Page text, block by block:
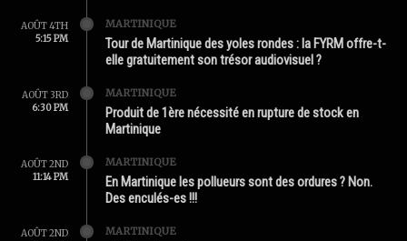
AOÛT 4TH
5:15 PM
MARTINIQUE
Tour de Martinique des yoles rondes : la FYRM offre-t-
elle gratuitement son trésor audiovisuel ?
AOÛT 3RD
6:30 PM
MARTINIQUE
Produit de 1ère nécessité en rupture de stock en
Martinique
AOÛT 2ND
11:14 PM
MARTINIQUE
En Martinique les pollueurs sont des ordures ? Non.
Des enculés-es !!!
AOÛT 2ND
MARTINIQUE